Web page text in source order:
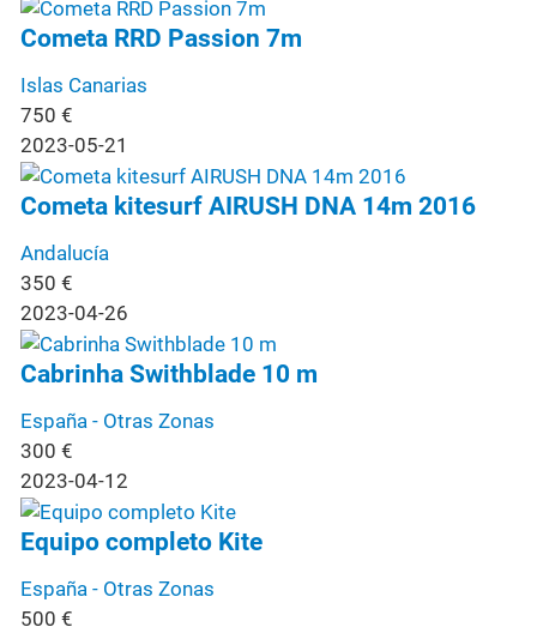
Cometa RRD Passion 7m
Islas Canarias
750 €
2023-05-21
Cometa kitesurf AIRUSH DNA 14m 2016
Andalucía
350 €
2023-04-26
Cabrinha Swithblade 10 m
España - Otras Zonas
300 €
2023-04-12
Equipo completo Kite
España - Otras Zonas
500 €